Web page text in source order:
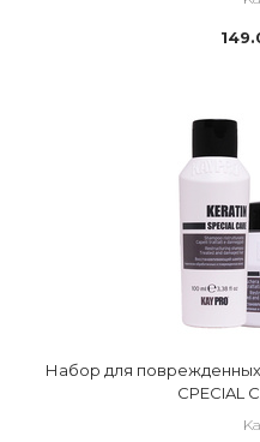
Набор для поврежденных
CPECIAL